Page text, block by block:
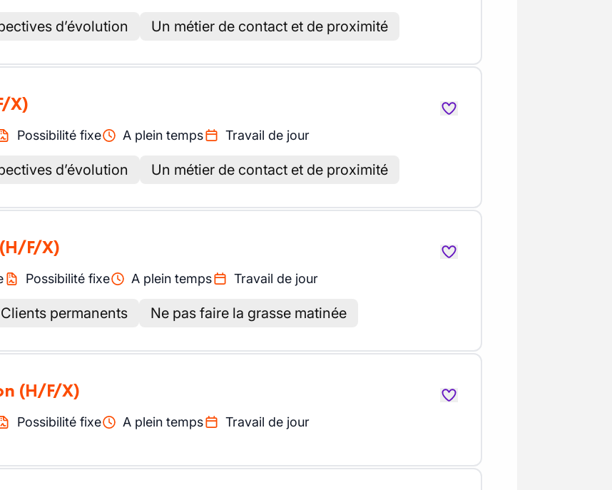
d’évolution Un métier de contact et de proximité
X)
Possibilité fixe A plein temps Travail de jour
d’évolution Un métier de contact et de proximité
(H/F/X)
Possibilité fixe A plein temps Travail de jour
Clients permanents Ne pas faire la grasse matinée
(H/F/X)
Possibilité fixe A plein temps Travail de jour